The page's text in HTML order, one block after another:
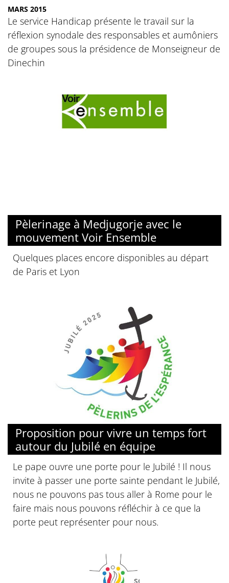
MARS 2015
Le service Handicap présente le travail sur la
réflexion synodale des responsables et aumôniers
de groupes sous la présidence de Monseigneur de
Dinechin
Pèlerinage à Medjugorje avec le
mouvement Voir Ensemble
Quelques places encore disponibles au départ
de Paris et Lyon
Proposition pour vivre un temps fort
autour du Jubilé en équipe
Le pape ouvre une porte pour le Jubilé ! Il nous
invite à passer une porte sainte pendant le Jubilé,
nous ne pouvons pas tous aller à Rome pour le
faire mais nous pouvons réfléchir à ce que la
porte peut représenter pour nous.